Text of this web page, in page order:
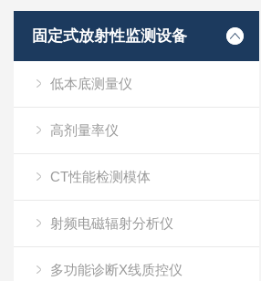
固定式放射性监测设备
低本底测量仪
高剂量率仪
CT性能检测模体
射频电磁辐射分析仪
多功能诊断X线质控仪